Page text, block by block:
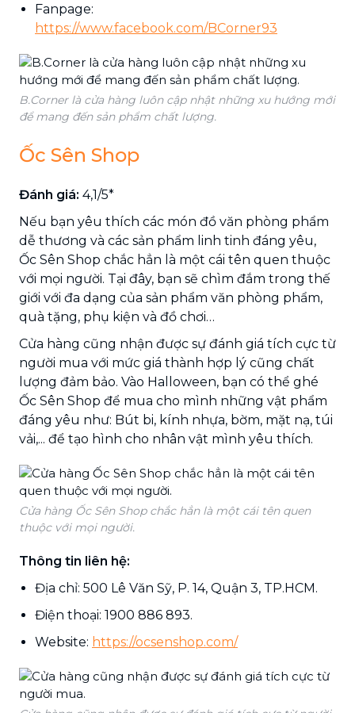
Fanpage:
https://www.facebook.com/BCorner93
B.Corner là cửa hàng luôn cập nhật những xu hướng mới
để mang đến sản phẩm chất lượng.
Ốc Sên Shop
Đánh giá: 4,1/5*
Nếu bạn yêu thích các món đồ văn phòng phẩm
dễ thương và các sản phẩm linh tinh đáng yêu,
Ốc Sên Shop chắc hẳn là một cái tên quen thuộc
với mọi người. Tại đây, bạn sẽ chìm đắm trong thế
giới với đa dạng của sản phẩm văn phòng phẩm,
quà tặng, phụ kiện và đồ chơi…
Cửa hàng cũng nhận được sự đánh giá tích cực từ
người mua với mức giá thành hợp lý cũng chất
lượng đảm bảo. Vào Halloween, bạn có thể ghé
Ốc Sên Shop để mua cho mình những vật phẩm
đáng yêu như: Bút bi, kính nhựa, bờm, mặt nạ, túi
vải,... để tạo hình cho nhân vật mình yêu thích.
Cửa hàng Ốc Sên Shop chắc hẳn là một cái tên quen
thuộc với mọi người.
Thông tin liên hệ:
Địa chỉ: 500 Lê Văn Sỹ, P. 14, Quận 3, TP.HCM.
Điện thoại: 1900 886 893.
Website: https://ocsenshop.com/